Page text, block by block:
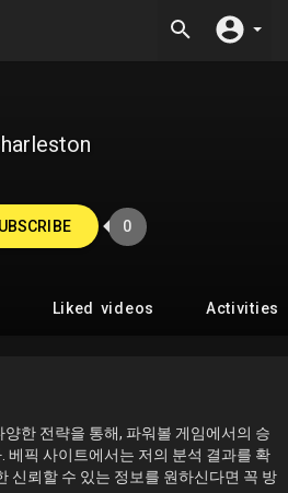
0
Liked videos Activities
한 전략을 통해, 파워볼 게임에서의 승
베픽 사이트에서는 저의 분석 결과를 확
신뢰할 수 있는 정보를 원하신다면 꼭 방